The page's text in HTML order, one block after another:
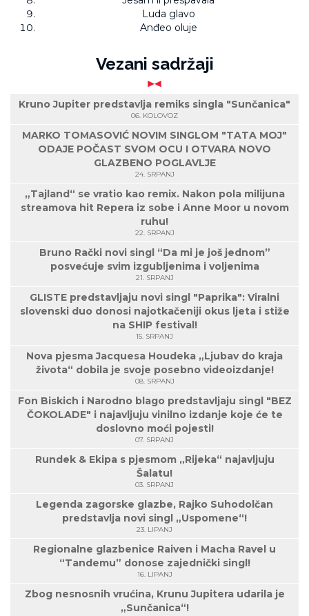
Luda glavo
Anđeo oluje
Vezani sadržaji
Kruno Jupiter predstavlja remiks singla "Sunčanica"
06. KOLOVOZ
MARKO TOMASOVIĆ NOVIM SINGLOM "TATA MOJ"
ODAJE POČAST SVOM OCU I OTVARA NOVO
GLAZBENO POGLAVLJE
24. SRPANJ
„Tajland“ se vratio kao remix. Nakon pola milijuna
streamova hit Repera iz sobe i Anne Moor u novom
ruhu!
22. SRPANJ
Bruno Rački novi singl “Da mi je još jednom”
posvećuje svim izgubljenima i voljenima
21. SRPANJ
GLISTE predstavljaju novi singl "Paprika": Viralni
slovenski duo donosi najotkačeniji okus ljeta i stiže
na SHIP festival!
15. SRPANJ
Nova pjesma Jacquesa Houdeka „Ljubav do kraja
života“ dobila je svoje posebno videoizdanje!
08. SRPANJ
Fon Biskich i Narodno blago predstavljaju singl "BEZ
ČOKOLADE" i najavljuju vinilno izdanje koje će te
doslovno moći pojesti!
07. SRPANJ
Rundek & Ekipa s pjesmom „Rijeka“ najavljuju
Šalatu!
03. SRPANJ
Legenda zagorske glazbe, Rajko Suhodolčan
predstavlja novi singl „Uspomene“!
23. LIPANJ
Regionalne glazbenice Raiven i Macha Ravel u
“Tandemu” donose zajednički singl!
16. LIPANJ
Zbog nesnosnih vrućina, Krunu Jupitera udarila je
„Sunčanica“!